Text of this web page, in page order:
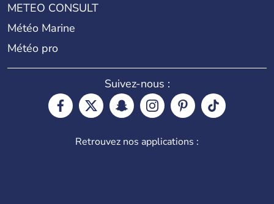
METEO CONSULT
Météo Marine
Météo pro
Suivez-nous :
Retrouvez nos applications :